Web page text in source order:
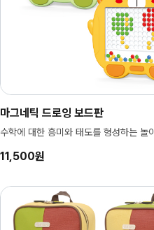
마그네틱 드로잉 보드판
수학에 대한 흥미와 태도를 형성하는 놀이
11,500원